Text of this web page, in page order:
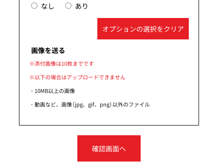
なし
あり
オプションの選択をクリア
画像を送る
※添付画像は10枚までです
※以下の場合はアップロードできません
・10MB以上の画像
・動画など、画像（jpg、gif、png）以外のファイル
確認画面へ